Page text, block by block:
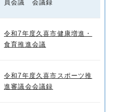
員会議 会議録
令和7年度久喜市健康増進・
食育推進会議
令和7年度久喜市スポーツ推
進審議会会議録